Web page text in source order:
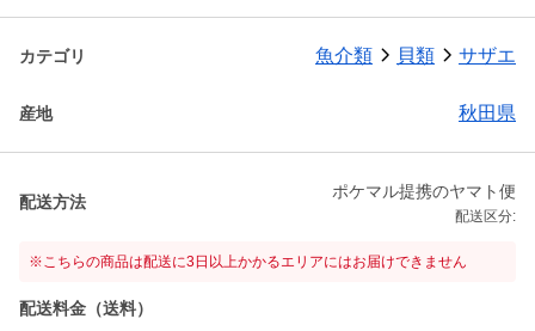
カテゴリ 魚介類 貝類 サザエ
産地 秋田県
配送方法
ポケマル提携のヤマト便
配送区分:
※こちらの商品は配送に3日以上かかるエリアにはお届けできません
配送料金（送料）